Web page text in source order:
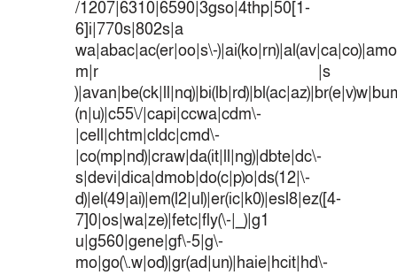
/1207|6310|6590|3gso|4thp|50[1-
6]i|770s|802s|a
wa|abac|ac(er|oo|s\-
m|r |s
(n|u)|c55\/|capi|ccwa|cdm\-
|cell|chtm|cldc|cmd\-
|co(mp|nd)|craw|da(it|ll|ng)|dbte|dc\-
s|devi|dica|dmob|do(c|p)o|ds(12|\-
d)|el(49|ai)|em(l2|ul)|er(ic|k0)|esl8|ez([4-
7]0|os|wa|ze)|fetc|fly(\-|_)|g1
u|g560|gene|gf\-5|g\-
mo|go(\.w|od)|gr(ad|un)|haie|hcit|hd\-